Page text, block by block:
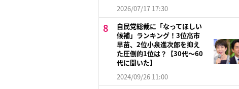
2026/07/17 17:30
自民党総裁に「なってほしい
候補」ランキング！3位高市
早苗、2位小泉進次郎を抑え
た圧倒的1位は？【30代〜60
代に聞いた】
2024/09/26 11:00